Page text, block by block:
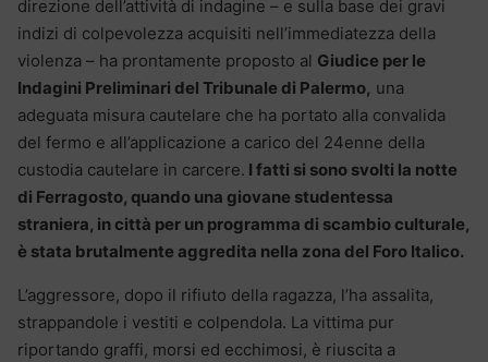
direzione dell’attività di indagine – e sulla base dei gravi
indizi di colpevolezza acquisiti nell’immediatezza della
violenza – ha prontamente proposto al Giudice per le
Indagini Preliminari del Tribunale di Palermo, una
adeguata misura cautelare che ha portato alla convalida
del fermo e all’applicazione a carico del 24enne della
custodia cautelare in carcere. I fatti si sono svolti la notte
di Ferragosto, quando una giovane studentessa
straniera, in città per un programma di scambio culturale,
è stata brutalmente aggredita nella zona del Foro Italico.
L’aggressore, dopo il rifiuto della ragazza, l’ha assalita,
strappandole i vestiti e colpendola. La vittima pur
riportando graffi, morsi ed ecchimosi, è riuscita a